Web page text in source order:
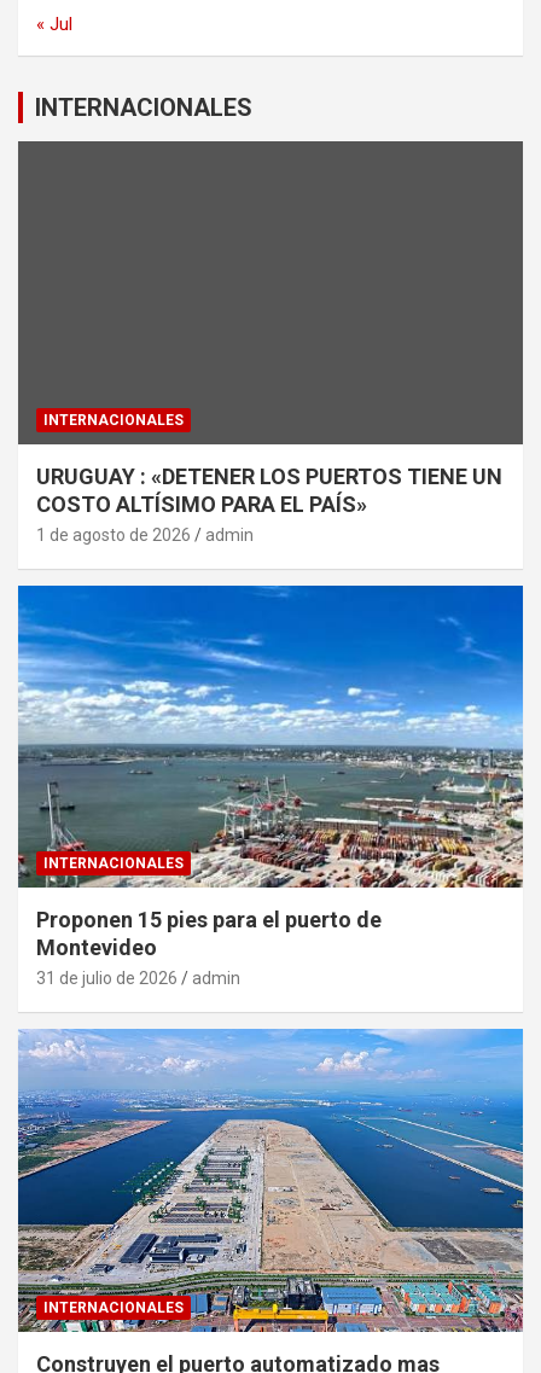
« Jul
INTERNACIONALES
INTERNACIONALES
URUGUAY : «DETENER LOS PUERTOS TIENE UN
COSTO ALTÍSIMO PARA EL PAÍS»
1 de agosto de 2026 admin
INTERNACIONALES
Proponen 15 pies para el puerto de
Montevideo
31 de julio de 2026 admin
INTERNACIONALES
Construyen el puerto automatizado mas